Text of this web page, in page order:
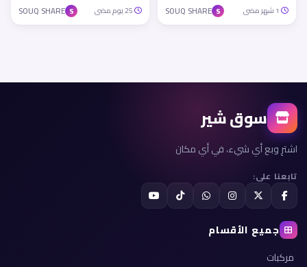
S
SOUQ SHARE
S
SOUQ SHARE
سوق شير
اشترِ وبع أي شيء، في أي مكان
تابعنا على:
جميع الأقسام
مركبات